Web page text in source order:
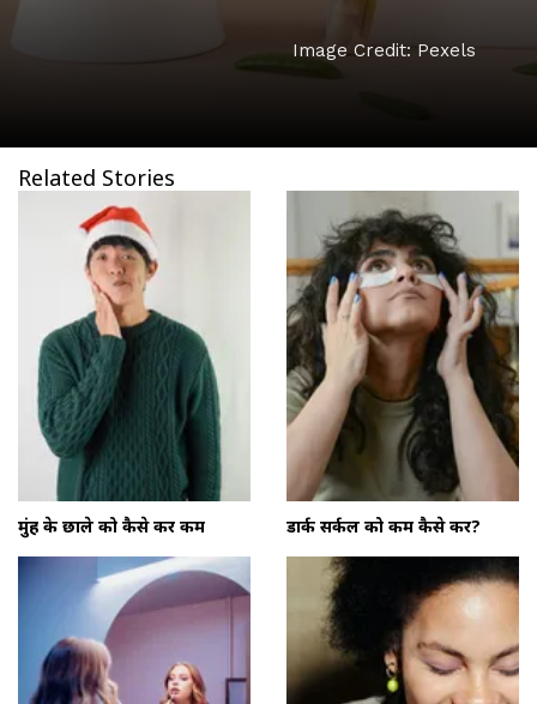
Image Credit: Pexels
Related Stories
मुंह के छाले को कैसे करें कम डार्क सर्कल को कम कैसे करें?